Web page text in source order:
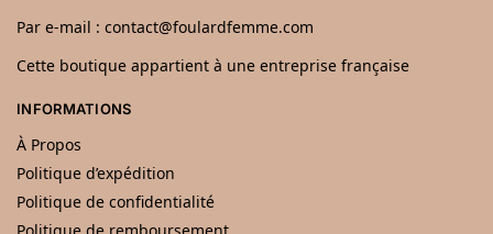
Par e-mail : contact@foulardfemme.com
Cette boutique appartient à une entreprise française
INFORMATIONS
À Propos
Politique d’expédition
Politique de confidentialité